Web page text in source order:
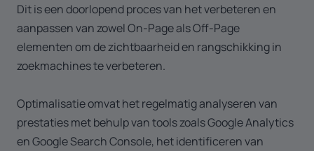
Dit is een doorlopend proces van het verbeteren en
aanpassen van zowel On-Page als Off-Page
elementen om de zichtbaarheid en rangschikking in
zoekmachines te verbeteren.
Optimalisatie omvat het regelmatig analyseren van
prestaties met behulp van tools zoals Google Analytics
en Google Search Console, het identificeren van